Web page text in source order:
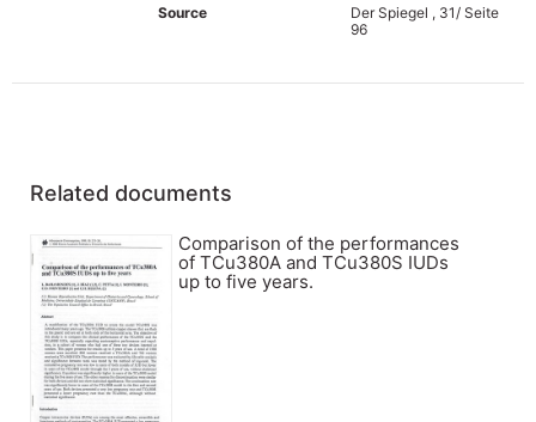
Source
Der Spiegel , 31/ Seite
96
Related documents
Comparison of the performances
of TCu380A and TCu380S IUDs
up to five years.